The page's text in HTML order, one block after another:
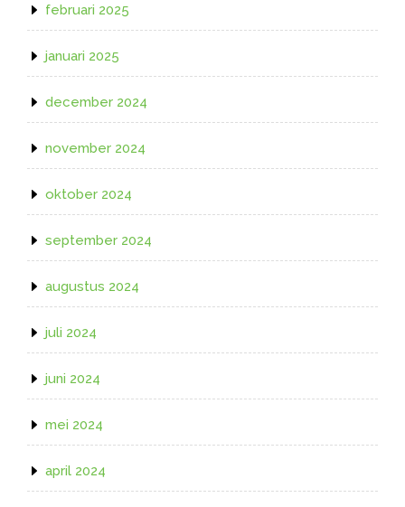
februari 2025
januari 2025
december 2024
november 2024
oktober 2024
september 2024
augustus 2024
juli 2024
juni 2024
mei 2024
april 2024